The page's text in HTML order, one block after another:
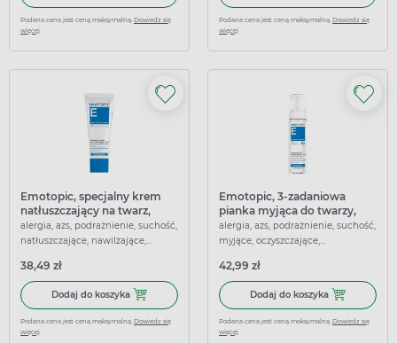
Podana cena jest ceną maksymalną. Dowiedz się
więcej
Podana cena jest ceną maksymalną. Dowiedz się
więcej
Emotopic, specjalny krem
natłuszczający na twarz,
powieki i ciało, 75 ml
alergia, azs, podrażnienie, suchość,
natłuszczające, nawilżające,
38,49 zł
Dodaj do koszyka Dodaj do koszyka Emotopic, specjalny krem
Podana cena jest ceną maksymalną. Dowiedz się
więcej
Emotopic, 3-zadaniowa
pianka myjąca do twarzy,
ciała i włosów, 200 ml
alergia, azs, podrażnienie, suchość,
myjące, oczyszczające,
42,99 zł
Dodaj do koszyka Dodaj do
Podana cena jest ceną maksymalną. Dowiedz się
więcej